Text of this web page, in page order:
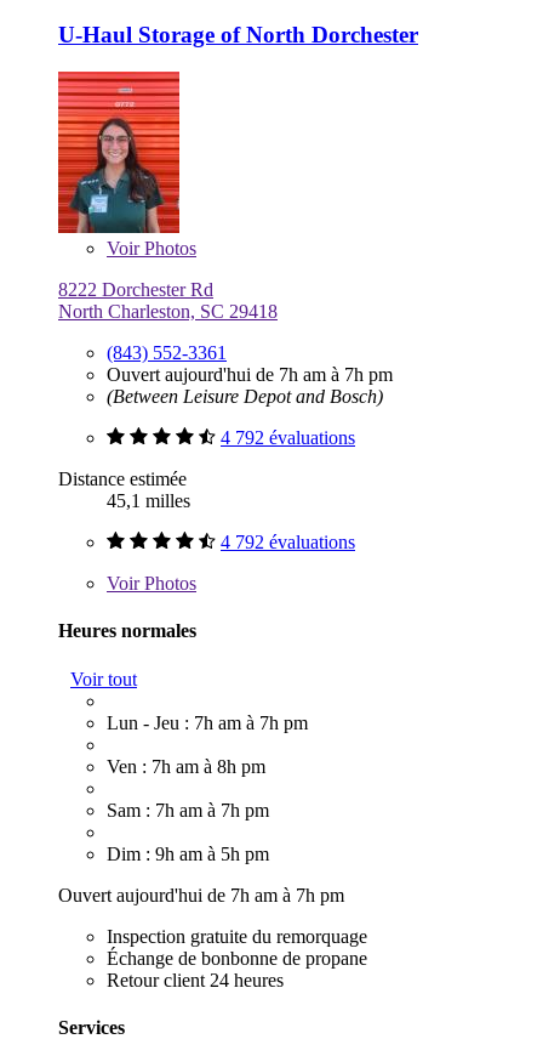
U-Haul Storage of North Dorchester
VoirPhotos
8222 Dorchester Rd
North Charleston, SC 29418
(843) 552-3361
Ouvert aujourd'hui de 7h am à 7h pm
(Between Leisure Depot and Bosch)
4 792 évaluations
Distance estimée
45,1 milles
4 792 évaluations
VoirPhotos
Heures normales
Voir tout
Lun - Jeu : 7h am à 7h pm
Ven : 7h am à 8h pm
Sam : 7h am à 7h pm
Dim : 9h am à 5h pm
Ouvert aujourd'hui de 7h am à 7h pm
Inspection gratuite du remorquage
Échange de bonbonne de propane
Retour client 24 heures
Services